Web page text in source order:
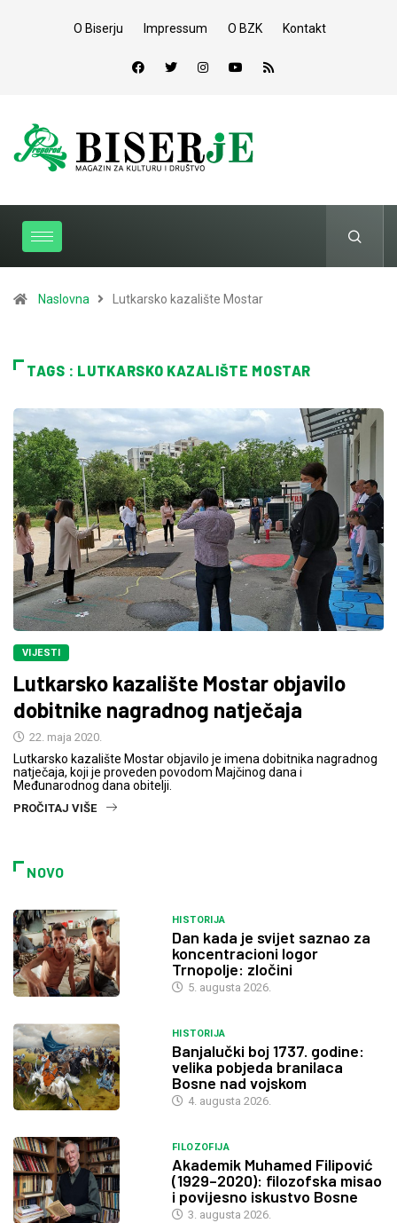
O Biserju Impressum O BZK Kontakt
Naslovna Lutkarsko kazalište Mostar
TAGS : LUTKARSKO KAZALIŠTE MOSTAR
VIJESTI
Lutkarsko kazalište Mostar objavilo
dobitnike nagradnog natječaja
22. maja 2020.
Lutkarsko kazalište Mostar objavilo je imena dobitnika nagradnog
natječaja, koji je proveden povodom Majčinog dana i
Međunarodnog dana obitelji.
PROČITAJ VIŠE
NOVO
HISTORIJA
Dan kada je svijet saznao za
koncentracioni logor
Trnopolje: zločini
5. augusta 2026.
HISTORIJA
Banjalučki boj 1737. godine:
velika pobjeda branilaca
Bosne nad vojskom
4. augusta 2026.
FILOZOFIJA
Akademik Muhamed Filipović
(1929–2020): filozofska misao
i povijesno iskustvo Bosne
3. augusta 2026.